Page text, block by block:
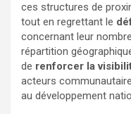
ces structures de
tout en regrettant le
concernant leur
répartition
de renforcer la
acteurs
au développement